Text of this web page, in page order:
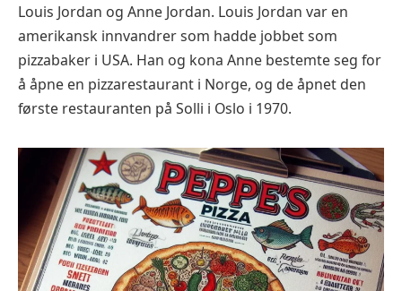
Louis Jordan og Anne Jordan. Louis Jordan var en
amerikansk innvandrer som hadde jobbet som
pizzabaker i USA. Han og kona Anne bestemte seg for
å åpne en pizzarestaurant i Norge, og de åpnet den
første restauranten på Solli i Oslo i 1970.